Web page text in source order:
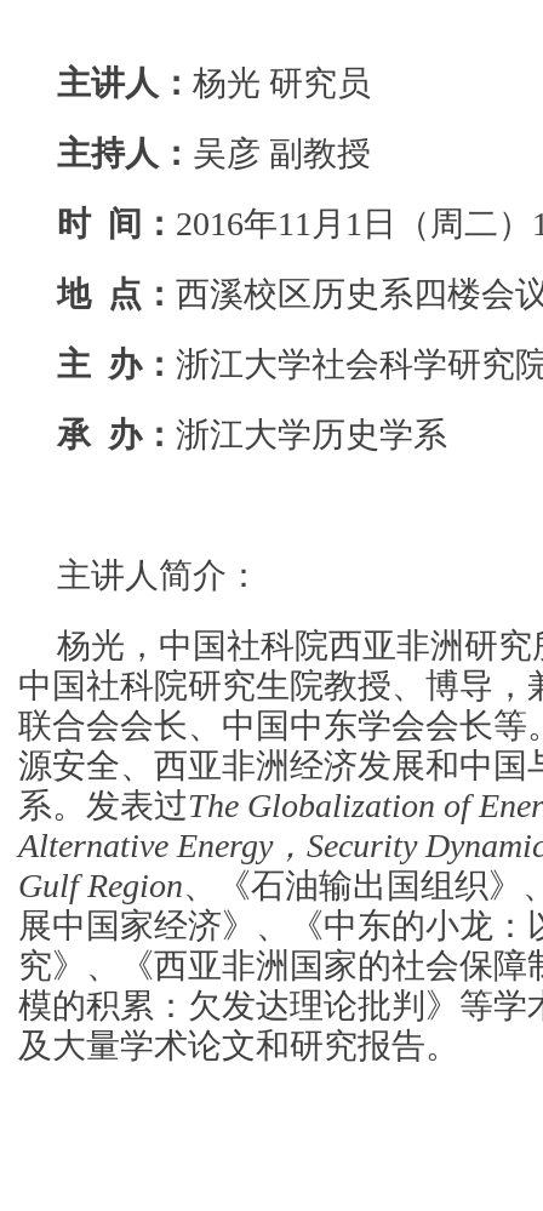
主讲人： 杨光 研究员
主持人： 吴彦 副教授
时 间： 2016年11月1日（周二）
地 点： 西溪校区历史系四楼会
主 办： 浙江大学社会科学研究
承 办： 浙江大学历史学系
主讲人简介：
杨光，中国社科院西亚非洲研
中国社科院研究生院教授、博导，
联合会会长、中国中东学会会长等
源安全、西亚非洲经济发展和中国
系。发表过The Globalization of
Alternative Energy，Security
Gulf Region、《石油输出国组织》
展中国家经济》、《中东的小龙：
究》、《西亚非洲国家的社会保障
模的积累：欠发达理论批判》等学
及大量学术论文和研究报告。